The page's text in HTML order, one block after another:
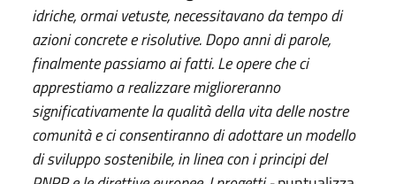
idriche, ormai vetuste, necessitavano da tempo di
azioni concrete e risolutive. Dopo anni di parole,
finalmente passiamo ai fatti. Le opere che ci
apprestiamo a realizzare miglioreranno
significativamente la qualità della vita delle nostre
comunità e ci consentiranno di adottare un modello
di sviluppo sostenibile, in linea con i principi del